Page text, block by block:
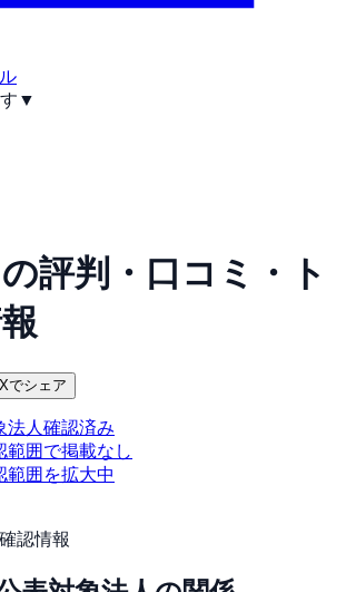
▼
の評判・口コミ・ト
Xでシェア
法人確認済み
範囲で掲載なし
範囲を拡大中
認情報